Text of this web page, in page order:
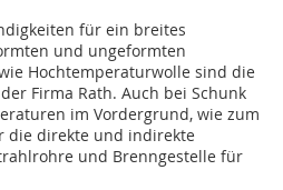
für ein breites
und ungeformten
Hochtemperaturwolle sind die
Firma Rath. Auch bei Schunk
im Vordergrund, wie zum
die direkte und indirekte
und Brenngestelle für